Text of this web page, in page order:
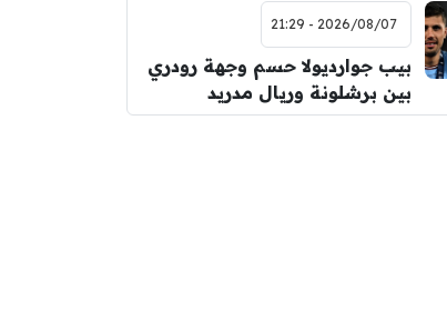
2026/08/07 - 21:29
بيب جوارديولا حسم وجهة رودري
بين برشلونة وريال مدريد